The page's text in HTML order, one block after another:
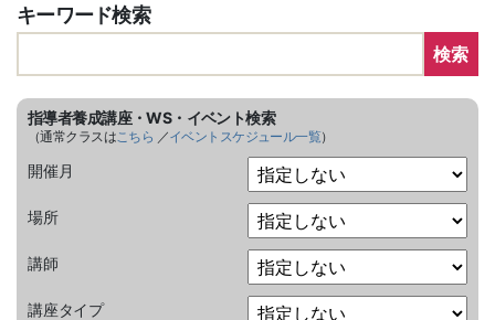
キーワード検索
検索
指導者養成講座・WS・イベント検索
（通常クラスはこちら ／イベントスケジュール一覧）
開催月
場所
講師
講座タイプ